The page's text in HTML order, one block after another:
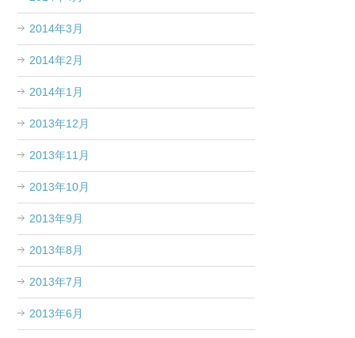
2014年3月
2014年2月
2014年1月
2013年12月
2013年11月
2013年10月
2013年9月
2013年8月
2013年7月
2013年6月